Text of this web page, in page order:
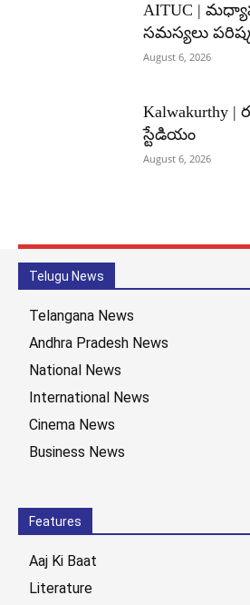
AITUC |
సమస్యలు
August 6, 2026
Kalwakurthy
స్టేడియం
August 6, 2026
Telugu News
Telangana News
Andhra Pradesh News
National News
International News
Cinema News
Business News
Features
Aaj Ki Baat
Literature